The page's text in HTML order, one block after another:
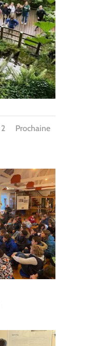
2 Prochaine